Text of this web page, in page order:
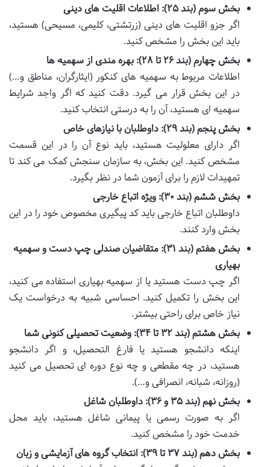
بخش سوم (بند ۲۵): اطلاعات اقلیت های دینی
اگر جزو اقلیت های دینی (زرتشتی، کلیمی، مسیحی) هستید،
باید این بخش را مشخص کنید.
بخش چهارم (بند ۲۶ تا ۲۸): بهره مندی از سهمیه ها
اطلاعات مربوط به سهمیه های کنکور (ایثارگران، مناطق و…)
در این بخش قرار می گیرد. دقت کنید که اگر واجد شرایط
سهمیه ای هستید، آن را به درستی انتخاب کنید.
بخش پنجم (بند ۲۹): داوطلبان با نیازهای خاص
اگر دارای معلولیت هستید، باید نوع آن را در این قسمت
مشخص کنید. این بخش، به سازمان سنجش کمک می کند تا
تمهیدات لازم را برای آزمون شما در نظر بگیرد.
بخش ششم (بند ۳۰): ویژه اتباع خارجی
داوطلبان اتباع خارجی باید کد پیگیری مخصوص خود را در این
بخش وارد کنند.
بخش هفتم (بند ۳۱): متقاضیان صندلی چپ دست و سهمیه
بهیاری
اگر چپ دست هستید یا از سهمیه بهیاری استفاده می کنید،
این بخش را تکمیل کنید. احساسی شبیه به درخواست یک
نیاز خاص برای راحتی بیشتر.
بخش هشتم (بند ۳۲ تا ۳۴): وضعیت تحصیلی کنونی شما
اینکه دانشجو هستید یا فارغ التحصیل، و اگر دانشجو
هستید، در چه مقطعی و چه نوع دوره ای تحصیل می کنید
(روزانه، شبانه، انصرافی و…).
بخش نهم (بند ۳۵ و ۳۶): داوطلبان شاغل
اگر به صورت رسمی یا پیمانی شاغل هستید، باید محل
خدمت خود را مشخص کنید.
بخش دهم (بند ۳۷ تا ۳۹): انتخاب گروه های آزمایشی و زبان